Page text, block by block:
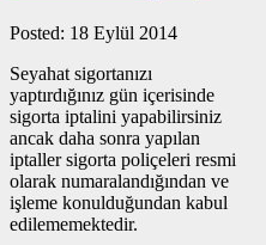
Posted: 18 Eylül 2014
Seyahat sigortanızı
yaptırdığınız gün içerisinde
sigorta iptalini yapabilirsiniz
ancak daha sonra yapılan
iptaller sigorta poliçeleri resmi
olarak numaralandığından ve
işleme konulduğundan kabul
edilememektedir.